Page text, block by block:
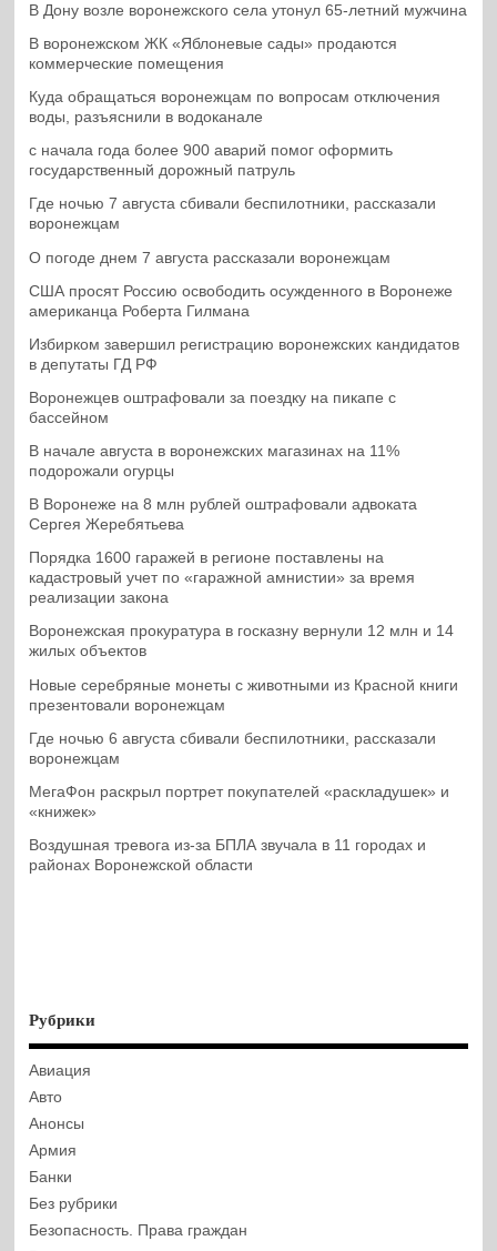
В Дону возле воронежского села утонул 65-летний мужчина
В воронежском ЖК «Яблоневые сады» продаются
коммерческие помещения
Куда обращаться воронежцам по вопросам отключения
воды, разъяснили в водоканале
с начала года более 900 аварий помог оформить
государственный дорожный патруль
Где ночью 7 августа сбивали беспилотники, рассказали
воронежцам
О погоде днем 7 августа рассказали воронежцам
США просят Россию освободить осужденного в Воронеже
американца Роберта Гилмана
Избирком завершил регистрацию воронежских кандидатов
в депутаты ГД РФ
Воронежцев оштрафовали за поездку на пикапе с
бассейном
В начале августа в воронежских магазинах на 11%
подорожали огурцы
В Воронеже на 8 млн рублей оштрафовали адвоката
Сергея Жеребятьева
Порядка 1600 гаражей в регионе поставлены на
кадастровый учет по «гаражной амнистии» за время
реализации закона
Воронежская прокуратура в госказну вернули 12 млн и 14
жилых объектов
Новые серебряные монеты с животными из Красной книги
презентовали воронежцам
Где ночью 6 августа сбивали беспилотники, рассказали
воронежцам
МегаФон раскрыл портрет покупателей «раскладушек» и
«книжек»
Воздушная тревога из-за БПЛА звучала в 11 городах и
районах Воронежской области
Рубрики
Авиация
Авто
Анонсы
Армия
Банки
Без рубрики
Безопасность. Права граждан